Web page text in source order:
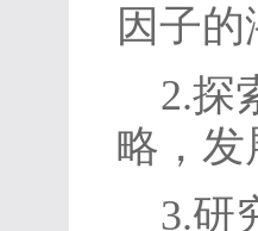
因子
2.探
略，发
3.研